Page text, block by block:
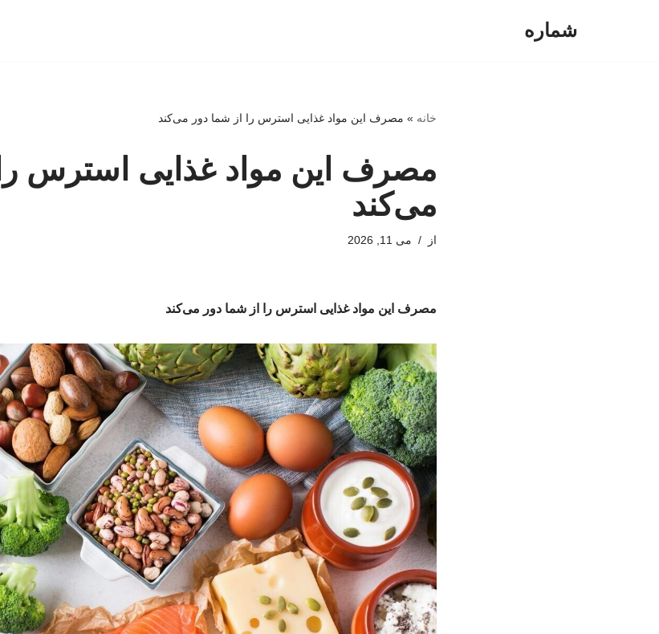
شماره
خانه » مصرف این مواد غذایی استرس را از شما دور می‌کند
مصرف این مواد غذایی استرس را
می‌کند
از می 11, 2026
مصرف این مواد غذایی استرس را از شما دور می‌کند